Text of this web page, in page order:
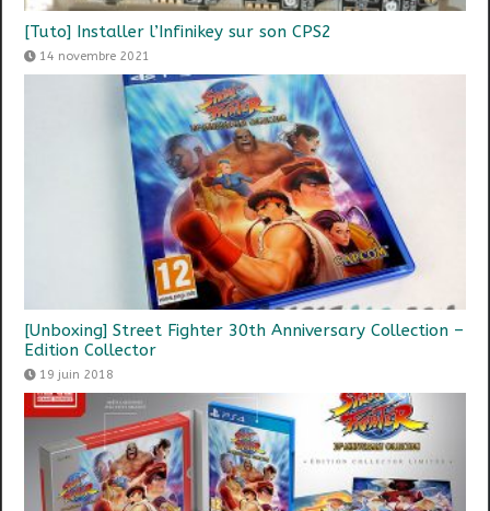
[Tuto] Installer l’Infinikey sur son CPS2
14 novembre 2021
[Unboxing] Street Fighter 30th Anniversary Collection –
Edition Collector
19 juin 2018